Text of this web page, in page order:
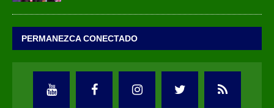
PERMANEZCA CONECTADO